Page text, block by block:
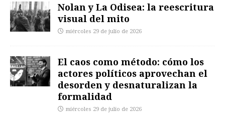
Nolan y La Odisea: la reescritura
visual del mito
miércoles 29 de julio de 2026
El caos como método: cómo los
actores políticos aprovechan el
desorden y desnaturalizan la
formalidad
miércoles 29 de julio de 2026